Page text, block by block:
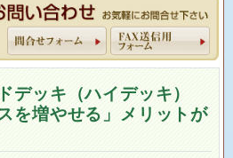
ッキ（ハイデッキ）
を増やせる」メリットが